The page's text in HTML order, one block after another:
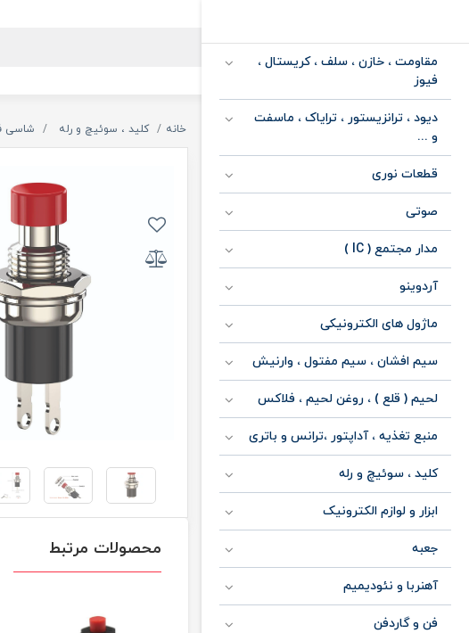
مقاومت ، خازن ، سلف ، کریستال ،
فیوز
دیود ، ترانزیستور ، ترایاک ، ماسفت
و ...
قطعات نوری
صوتی
مدار مجتمع ( IC )
آردوینو
ماژول های الکترونیکی
سیم افشان ، سیم مفتول ، وارنیش
لحیم ( قلع ) ، روغن لحیم ، فلاکس
منبع تغذیه ، آداپتور ،ترانس و باتری
کلید ، سوئیچ و رله
ابزار و لوازم الکترونیک
جعبه
آهنربا و نئودیمیم
فن و گاردفن
خانه کلید ، سوئیچ و رله شاسی
محصولات مرتبط